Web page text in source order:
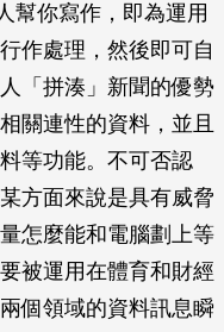
幫你寫作，即為運用
作處理，然後即可自
「拼湊」新聞的優勢
關連性的資料，並且
等功能。不可否認
方面來說是具有威脅
怎麼能和電腦劃上等
被運用在體育和財經
個領域的資料訊息瞬